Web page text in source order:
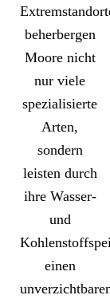
beherbergen
Moore nicht
nur viele
spezialisierte
Arten,
sondern
leisten durch
ihre Wasser-
und
einen